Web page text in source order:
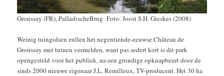
Groussay (FR), PalladischeBrug Foto: Joost S.H. Gieskes (2008)
Weinig tuingidsen zullen het negentiende-eeuwse Château de
Groussay met tuinen vermelden, want pas sedert kort is dit park
opengesteld voor het publiek, na een grondige opknapbeurt door de
sinds 2000 nieuwe eigenaar J.L. Remilleux, TV-producent. Het 30 ha